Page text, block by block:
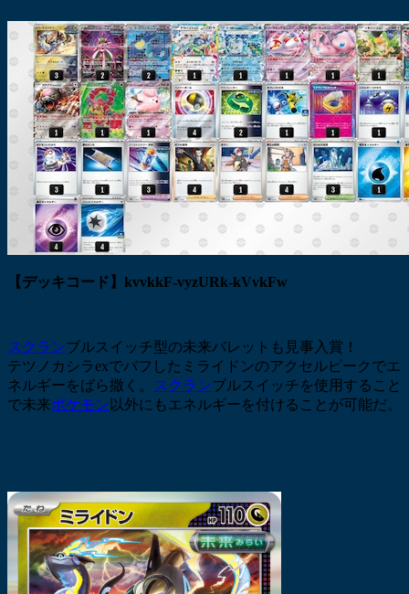
【デッキコード】kvvkkF-vyzURk-kVvkFw
スクランブルスイッチ型の未来バレットも見事入賞！
テツノカシラexでバフしたミライドンのアクセルピークでエ
ネルギーをばら撒く。
スクランブルスイッチを使用すること
で未来ポケモン 以外にもエネルギーを付けることが可能だ。